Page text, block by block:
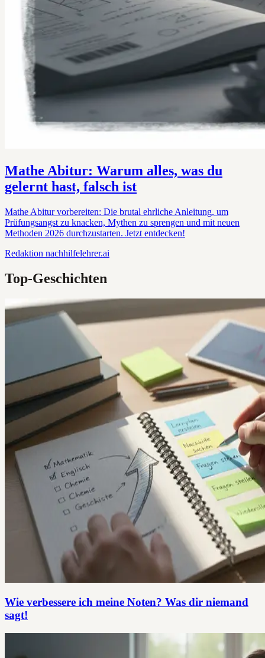
Mathe Abitur: Warum alles, was du
gelernt hast, falsch ist
Mathe Abitur vorbereiten: Die brutal ehrliche Anleitung, um
Prüfungsangst zu knacken, Mythen zu sprengen und mit neuen
Methoden 2026 durchzustarten. Jetzt entdecken!
Redaktion nachhilfelehrer.ai
Top-Geschichten
Wie verbessere ich meine Noten? Was dir niemand
sagt!